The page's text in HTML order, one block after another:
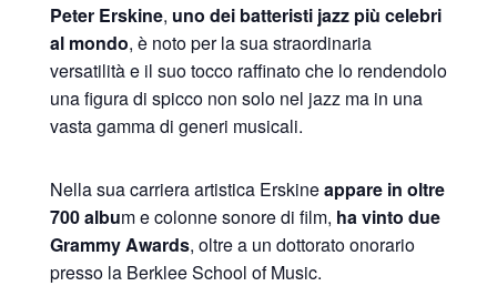
Peter Erskine, uno dei batteristi jazz più celebri
al mondo, è noto per la sua straordinaria
versatilità e il suo tocco raffinato che lo rendendolo
una figura di spicco non solo nel jazz ma in una
vasta gamma di generi musicali.
Nella sua carriera artistica Erskineappare in oltre
700 album e colonne sonore di film, ha vinto due
Grammy Awards, oltre a un dottorato onorario
presso la Berklee School of Music.